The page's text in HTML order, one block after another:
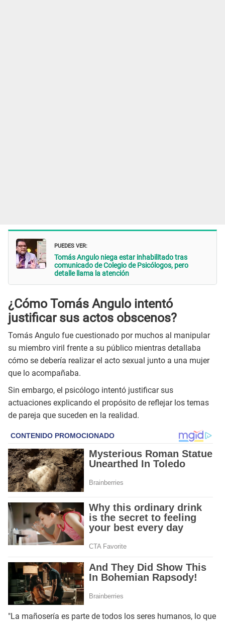
PUEDES VER:
Tomás Angulo niega estar inhabilitado tras
comunicado de Colegio de Psicólogos, pero
detalle llama la atención
¿Cómo Tomás Angulo intentó
justificar sus actos obscenos?
Tomás Angulo fue cuestionado por muchos al manipular
su miembro viril frente a su público mientras detallaba
cómo se debería realizar el acto sexual junto a una mujer
que lo acompañaba.
Sin embargo, el psicólogo intentó justificar sus
actuaciones explicando el propósito de reflejar los temas
de pareja que suceden en la realidad.
"La mañosería es parte de todos los seres humanos, lo que